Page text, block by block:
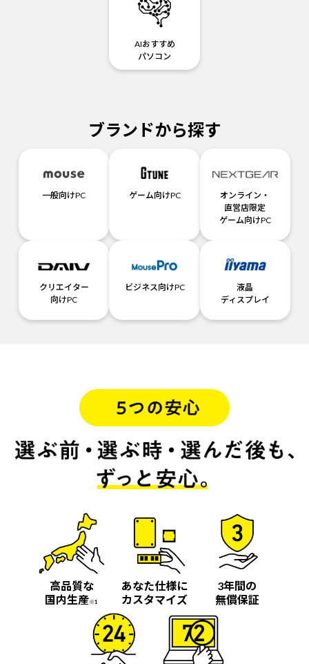
AIおすすめ
パソコン
ブランドから探す
一般向けPC ゲーム向けPC
オンライン・
直営店限定
ゲーム向けPC
クリエイター
向けPC
ビジネス向けPC
液晶
ディスプレイ
高品質な
国内生産※1
あなた仕様に
カスタマイズ
3年間の
無償保証